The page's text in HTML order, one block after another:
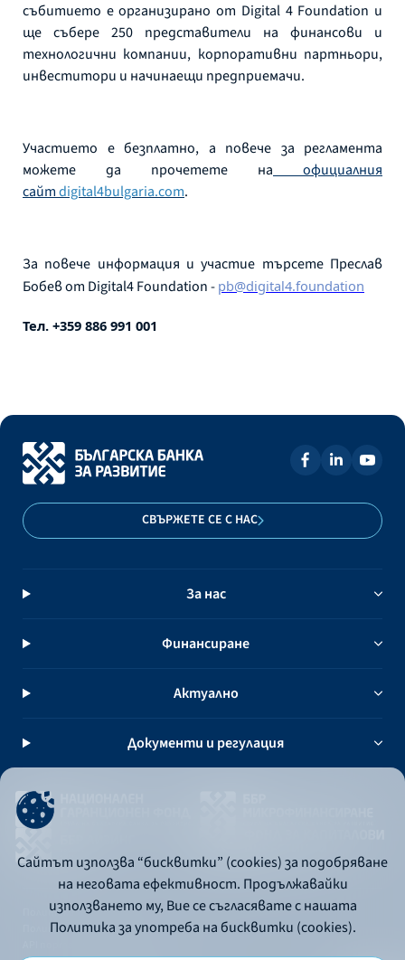
събитието е организирано от Digital 4 Foundation и
ще събере 250 представители на финансови и
технологични компании, корпоративни партньори,
инвеститори и начинаещи предприемачи.
Участието е безплатно, а повече за регламента
можете да прочетете на официалния
сайтdigital4bulgaria.com.
За повече информация и участие търсете Преслав
Бобев от Digital4 Foundation - pb@digital4.foundation
Тел. +359 886 991 001
СВЪРЖЕТЕ СЕ С НАС
За нас
Финансиране
Актуално
Документи и регулация
Политика за употреба на бисквитки
Политика за поверителност
Сайтът използва “бисквитки” (cookies) за подобряване
на неговата ефективност. Продължавайки
използването му, Вие се съгласявате с нашата
Политика за употреба на бисквитки (cookies).